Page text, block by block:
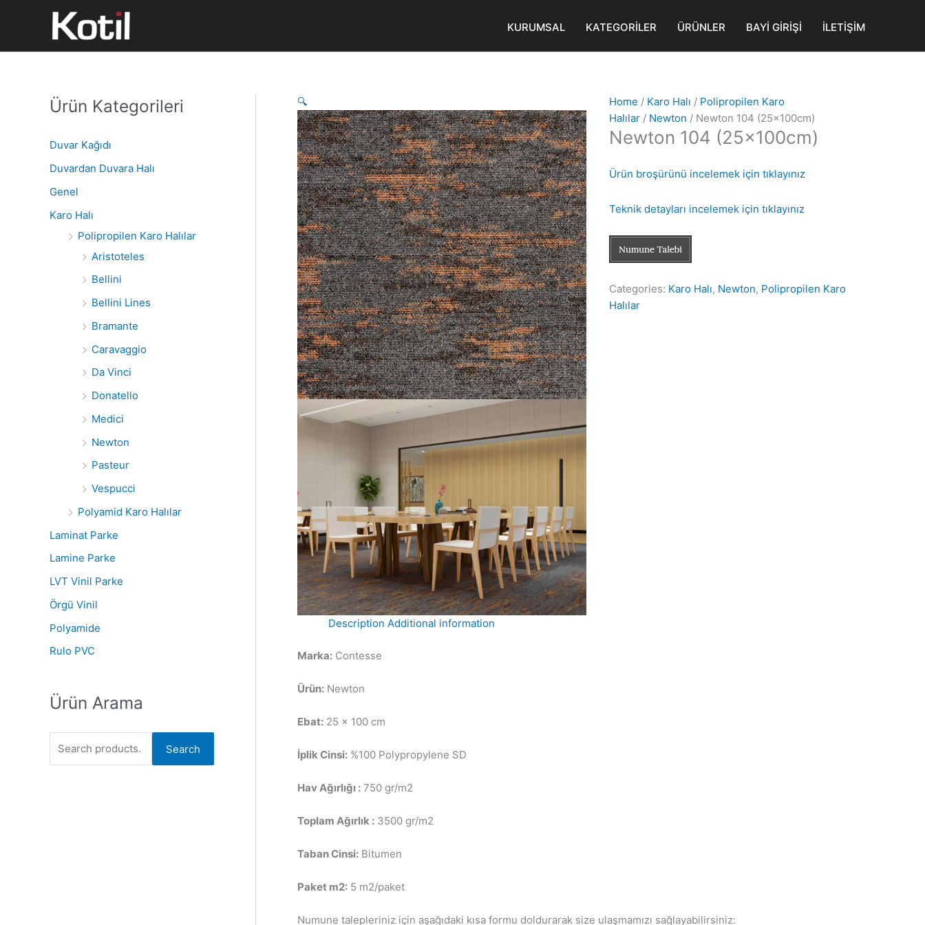
KURUMSAL KATEGORİLER ÜRÜNLER BAYİ GİRİŞİ İLETİŞİM
Ürün Kategorileri
Duvar Kağıdı
Duvardan Duvara Halı
Genel
Karo Halı
Polipropilen Karo Halılar
Aristoteles
Bellini
Bellini Lines
Bramante
Caravaggio
Da Vinci
Donatello
Medici
Newton
Pasteur
Vespucci
Polyamid Karo Halılar
Laminat Parke
Lamine Parke
LVT Vinil Parke
Örgü Vinil
Polyamide
Rulo PVC
Ürün Arama
S
a
r
c
Search
🔍 Home / Karo Halı / Polipropilen Karo
Halılar / Newton / Newton 104 (25x100cm)
Newton 104 (25x100cm)
Ürün broşürünü incelemek için tıklayınız
Teknik detayları incelemek için tıklayınız
Categories: Karo Halı, Newton, Polipropilen Karo
Halılar
Description Additional information
Marka: Contesse
Ürün: Newton
Ebat: 25 x 100 cm
İplik Cinsi: %100 Polypropylene SD
Hav Ağırlığı : 750 gr/m2
Toplam Ağırlık : 3500 gr/m2
Taban Cinsi: Bitumen
Paket m2: 5 m2/paket
Numune talepleriniz için aşağıdaki kısa formu doldurarak size ulaşmamızı sağlayabilirsiniz: